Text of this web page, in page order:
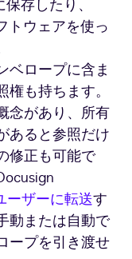
存したり、
トウェアを使っ
ベロープに含ま
も持ちます。
念があり、所有
あると参照だけ
修正も可能で
ーザーに転送す
動または自動で
ープを引き渡せ